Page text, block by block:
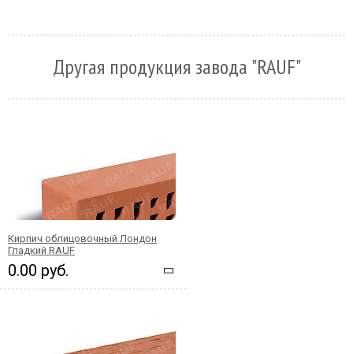
Другая продукция завода "RAUF"
Кирпич облицовочный Лондон
Гладкий RAUF
0.00 руб.